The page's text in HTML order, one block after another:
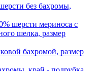
без бахромы,
шерсти мериноса с
шелка, размер
бахромой, размер